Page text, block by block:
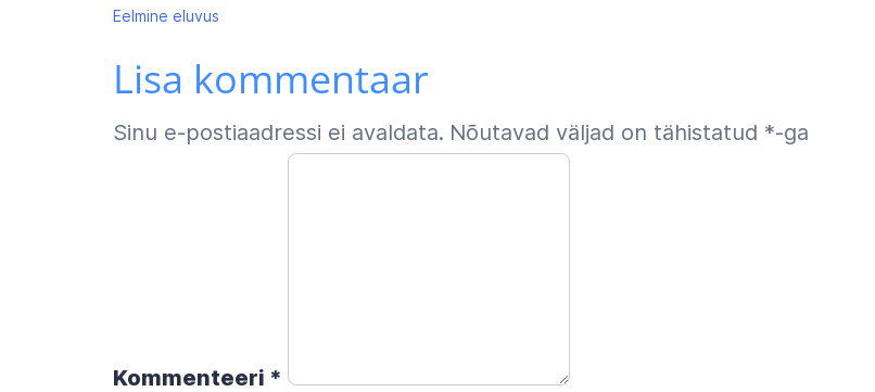
Navigeerimine
Eelmine eluvus
Lisa kommentaar
Sinu e-postiaadressi ei avaldata. Nõutavad väljad on tähistatud *-ga
Kommenteeri *